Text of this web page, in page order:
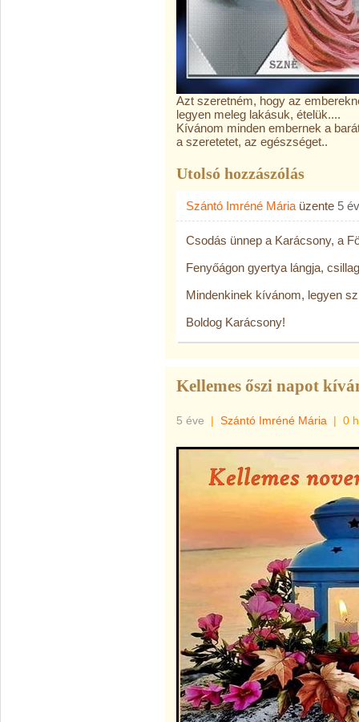
Azt szeretném, hogy az
legyen meleg lakásuk, ételük....
Kívánom minden embernek a
a szeretetet, az egészséget..
Utolsó hozzászólás
Szántó Imréné Mária üzente 5
Csodás ünnep a Karácsony, a
Fenyőágon gyertya lángja,
Mindenkinek kívánom, legyen
Boldog Karácsony!
Kellemes őszi napot
5 éve | Szántó Imréné Mária | 0